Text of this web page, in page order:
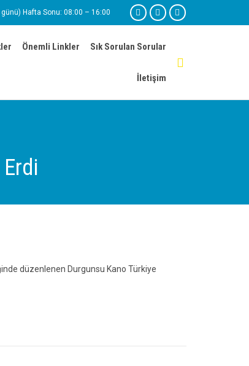
Hafta Sonu: 08:00 – 16:00   
content
Önemli Linkler Sık Sorulan Sorular
İletişim

düzenlenen Durgunsu Kano Türkiye